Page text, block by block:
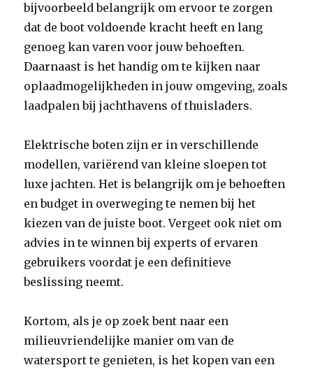
bijvoorbeeld belangrijk om ervoor te zorgen
dat de boot voldoende kracht heeft en lang
genoeg kan varen voor jouw behoeften.
Daarnaast is het handig om te kijken naar
oplaadmogelijkheden in jouw omgeving, zoals
laadpalen bij jachthavens of thuisladers.
Elektrische boten zijn er in verschillende
modellen, variërend van kleine sloepen tot
luxe jachten. Het is belangrijk om je behoeften
en budget in overweging te nemen bij het
kiezen van de juiste boot. Vergeet ook niet om
advies in te winnen bij experts of ervaren
gebruikers voordat je een definitieve
beslissing neemt.
Kortom, als je op zoek bent naar een
milieuvriendelijke manier om van de
watersport te genieten, is het kopen van een